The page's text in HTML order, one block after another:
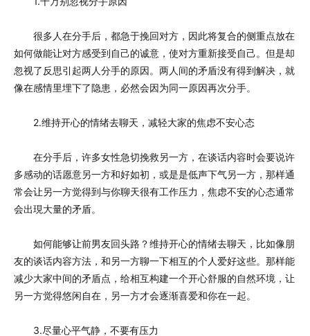
很多人在分手后，都急于挽回对方，因此将复合的侧重点放在
如何做能让对方感受到自己的诚意，使对方重新接受自己。但是却
忽视了反思引起两人分手的原因。两人间的矛盾没有得到解决，就
像在感情里埋下了隐患，必然会因为同一原因再次分手。
2.维持开心的情绪去聊天，减轻大家的焦虑不安心态
在分手后，许多女性急切挽救另一方，在谈话内容时会要说许
多感动的话愿意另一方和好如初，或是是低声下气另一方，那样通
常会让另一方觉得到与你聊天很有工作压力，焦虑不安的心态通常
会出現大量的矛盾。
如何能够让前男友回头路？维持开心的情绪去聊天，比如像朋
友的谈话内容方法，和另一方聊一下相互的个人爱好这些。那样能
减少大家中间的矛盾点，给相互构建一个开心舒服的自然环境，让
另一方觉得悠闲自在，另一方才会逐渐喜爱和你在一起。
3.尽量心平气静，不要有压力